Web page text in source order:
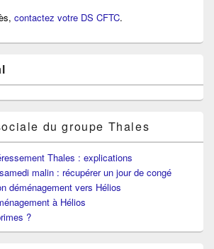
contactez votre DS CFTC.
du groupe Thales
Thales : explications
malin : récupérer un jour de congé
déménagement vers Hélios
à Hélios
?